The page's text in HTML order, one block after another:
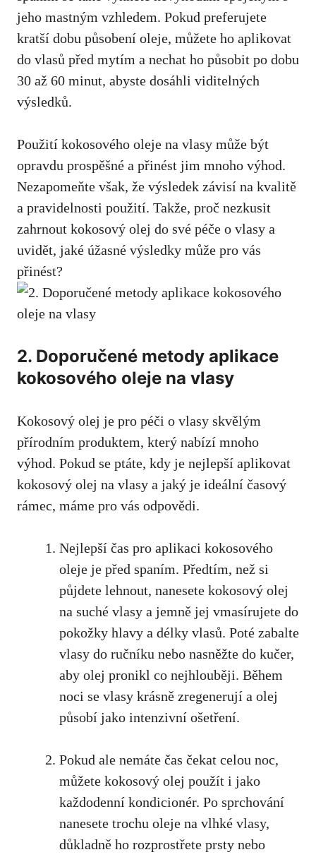
jeho mastným vzhledem. Pokud preferujete
kratší dobu působení oleje, můžete ho aplikovat
do vlasů před mytím a nechat ho působit po dobu
30 až 60 minut, abyste dosáhli viditelných
výsledků.
Použití kokosového oleje na vlasy může být
opravdu prospěšné a přinést jim mnoho výhod.
Nezapomeňte však, že výsledek závisí na kvalitě
a pravidelnosti použití. Takže, proč nezkusit
zahrnout kokosový olej do své péče o vlasy a
uvidět, jaké úžasné výsledky může pro vás
přinést?
2. Doporučené metody aplikace
kokosového oleje na vlasy
Kokosový olej je pro péči o vlasy skvělým
přírodním produktem, který nabízí mnoho
výhod. Pokud se ptáte, kdy je nejlepší aplikovat
kokosový olej na vlasy a jaký je ideální časový
rámec, máme pro vás odpovědi.
Nejlepší čas pro aplikaci kokosového
oleje je před spaním. Předtím, než si
půjdete lehnout, nanesete kokosový olej
na suché vlasy a jemně jej vmasírujete do
pokožky hlavy a délky vlasů. Poté zabalte
vlasy do ručníku nebo nasněžte do kučer,
aby olej pronikl co nejhlouběji. Během
noci se vlasy krásně zregenerují a olej
působí jako intenzivní ošetření.
Pokud ale nemáte čas čekat celou noc,
můžete kokosový olej použít i jako
každodenní kondicionér. Po sprchování
nanesete trochu oleje na vlhké vlasy,
důkladně ho rozprostřete prsty nebo